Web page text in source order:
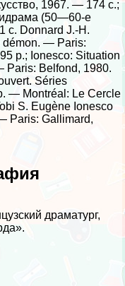
1967. — 174 с.;
(50—60-е
Donnard J.-H.
démon. — Paris:
p.; Ionesco: Situation
Paris: Belfond, 1980.
Séries
— Montréal: Le Cercle
S. Eugène Ionesco
Paris: Gallimard,
драматург,